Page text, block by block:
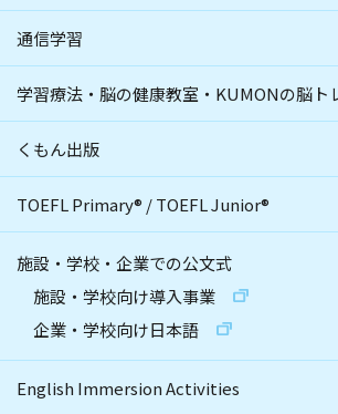
通信学習
学習療法・脳の健康教室・KUMONの脳ト
くもん出版
TOEFL Primary® /TOEFL Junior®
施設・学校・企業での公文式
施設・学校向け導入事業
企業・学校向け日本語
English Immersion Activities